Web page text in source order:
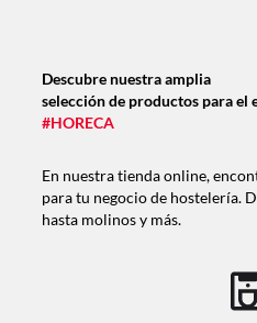
Descubre nuestra amplia
selección de productos para el
#HORECA
En nuestra tienda online,
para tu negocio de hostelería.
hasta molinos y más.